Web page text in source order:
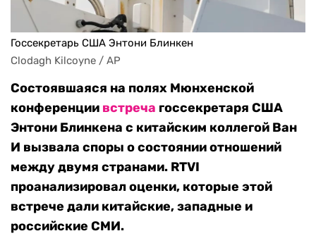
Госсекретарь США Энтони Блинкен
Clodagh Kilcoyne / AP
Состоявшаяся на полях Мюнхенской
конференции встреча госсекретаря США
Энтони Блинкена с китайским коллегой Ван
И вызвала споры о состоянии отношений
между двумя странами. RTVI
проанализировал оценки, которые этой
встрече дали китайские, западные и
российские СМИ.